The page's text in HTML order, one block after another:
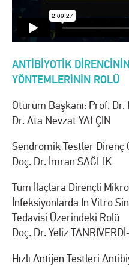
ANTİBİYOTİK
YÖNTEMLERİNİN ROLÜ
Oturum Başkanı: Prof.
Dr. Ata Nevzat YALÇIN
Sendromik Testler Direnç
Doç. Dr. İmran SAĞLIK
Tüm İlaçlara Dirençli
İnfeksiyonlarda In Vitro
Tedavisi Üzerindeki Rolü
Doç. Dr. Yeliz
Hızlı Antijen Testleri